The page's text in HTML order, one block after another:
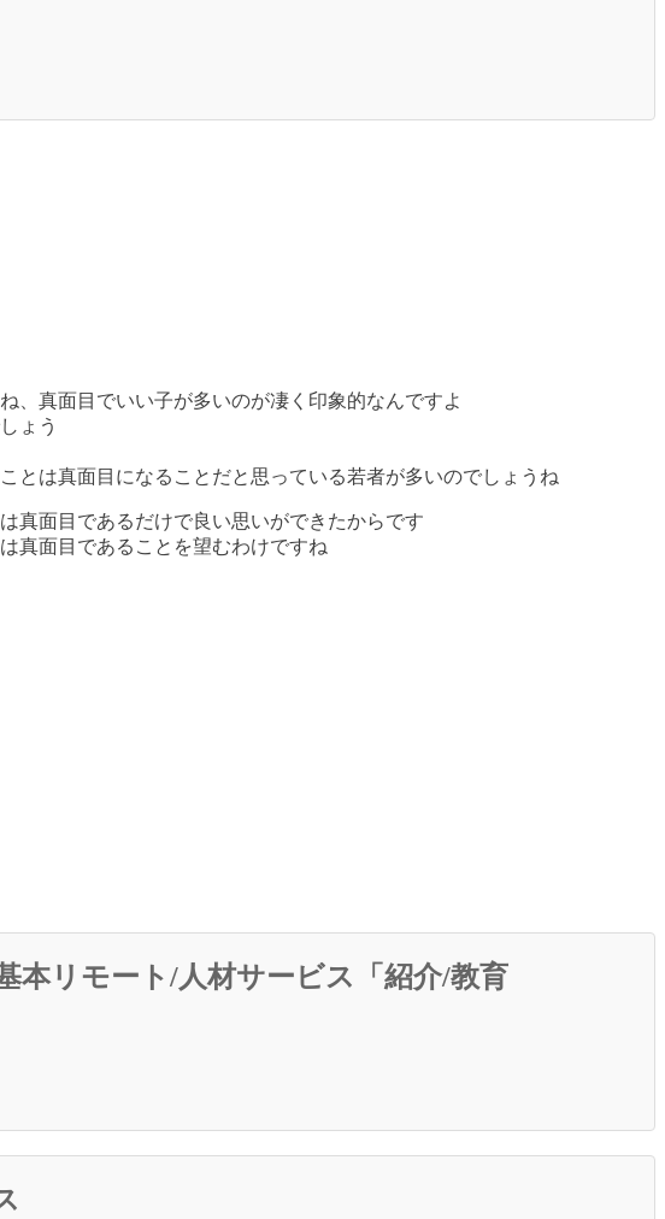
、真面目でいい子が多いのが凄く印象的なんですよ
ょう
とは真面目になることだと思っている若者が多いのでしょうね
真面目であるだけで良い思いができたからです
真面目であることを望むわけですね
本リモート/人材サービス「紹介/教育